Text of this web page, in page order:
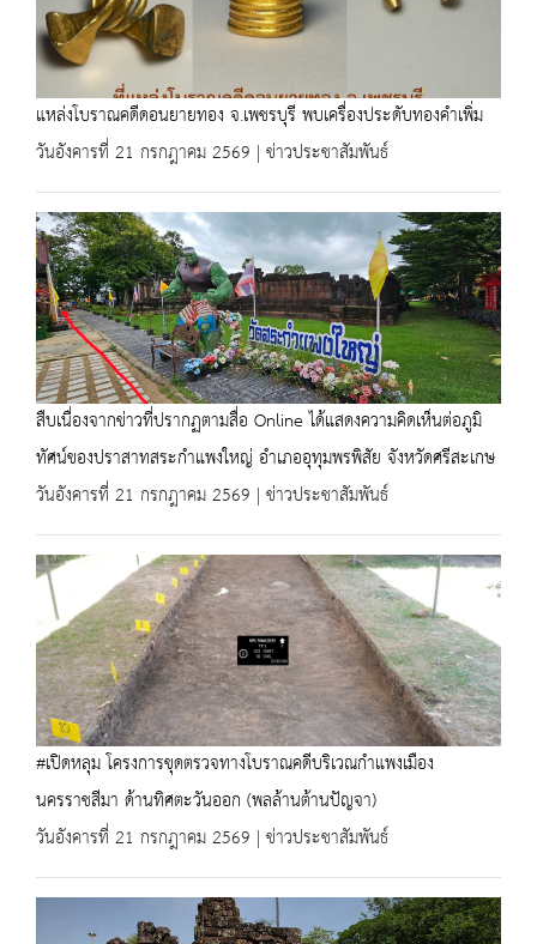
แหล่งโบราณคดีดอนยายทอง จ.เพชรบุรี พบเครื่องประดับทองคำเพิ่ม
วันอังคารที่ 21 กรกฎาคม 2569 | ข่าวประชาสัมพันธ์
สืบเนื่องจากข่าวที่ปรากฏตามสื่อ Online ได้แสดงความคิดเห็นต่อภูมิ
ทัศน์ของปราสาทสระกำแพงใหญ่ อำเภออุทุมพรพิสัย จังหวัดศรีสะเกษ
วันอังคารที่ 21 กรกฎาคม 2569 | ข่าวประชาสัมพันธ์
#เปิดหลุม โครงการขุดตรวจทางโบราณคดีบริเวณกำแพงเมือง
นครราชสีมา ด้านทิศตะวันออก (พลล้านต้านปัญจา)
วันอังคารที่ 21 กรกฎาคม 2569 | ข่าวประชาสัมพันธ์